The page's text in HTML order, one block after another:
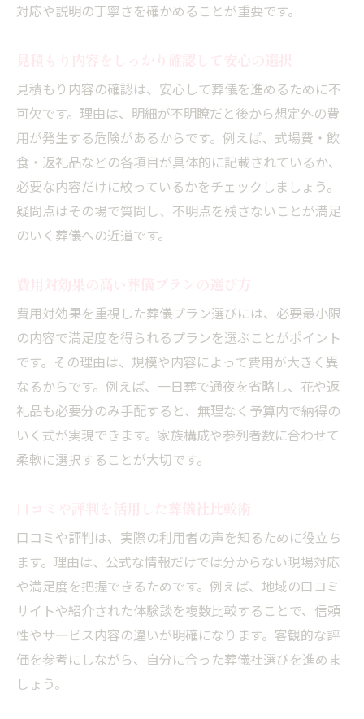
対応や説明の丁寧さを確かめることが重要です。
見積もり内容の確認は、安心して葬儀を進めるために不
可欠です。理由は、明細が不明瞭だと後から想定外の費
用が発生する危険があるからです。例えば、式場費・飲
食・返礼品などの各項目が具体的に記載されているか、
必要な内容だけに絞っているかをチェックしましょう。
疑問点はその場で質問し、不明点を残さないことが満足
のいく葬儀への近道です。
費用対効果を重視した葬儀プラン選びには、必要最小限
の内容で満足度を得られるプランを選ぶことがポイント
です。その理由は、規模や内容によって費用が大きく異
なるからです。例えば、一日葬で通夜を省略し、花や返
礼品も必要分のみ手配すると、無理なく予算内で納得の
いく式が実現できます。家族構成や参列者数に合わせて
柔軟に選択することが大切です。
口コミや評判は、実際の利用者の声を知るために役立ち
ます。理由は、公式な情報だけでは分からない現場対応
や満足度を把握できるためです。例えば、地域の口コミ
サイトや紹介された体験談を複数比較することで、信頼
性やサービス内容の違いが明確になります。客観的な評
価を参考にしながら、自分に合った葬儀社選びを進めま
しょう。